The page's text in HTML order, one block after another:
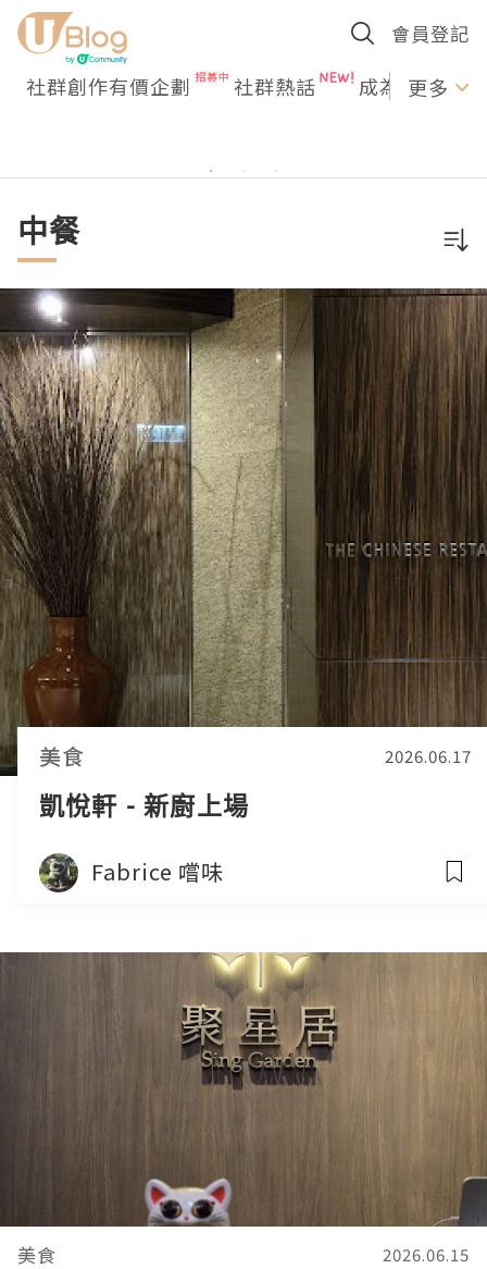
會員登記
社群創作有價企劃 社群熱話 成為U更多
中餐
美食 2026.06.17
凱悅軒 - 新廚上場
Fabrice 嚐味
美食 2026.06.15